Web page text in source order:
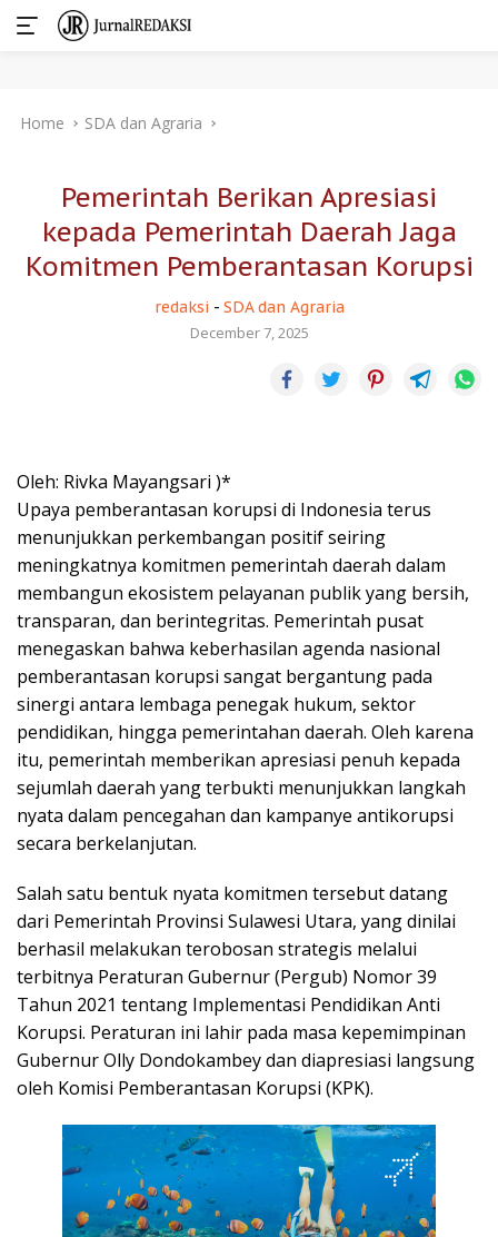
Home SDA dan Agraria
Pemerintah Berikan Apresiasi
kepada Pemerintah Daerah Jaga
Komitmen Pemberantasan Korupsi
redaksi - SDA dan Agraria
December 7, 2025
Oleh: Rivka Mayangsari )*
Upaya pemberantasan korupsi di Indonesia terus
menunjukkan perkembangan positif seiring
meningkatnya komitmen pemerintah daerah dalam
membangun ekosistem pelayanan publik yang bersih,
transparan, dan berintegritas. Pemerintah pusat
menegaskan bahwa keberhasilan agenda nasional
pemberantasan korupsi sangat bergantung pada
sinergi antara lembaga penegak hukum, sektor
pendidikan, hingga pemerintahan daerah. Oleh karena
itu, pemerintah memberikan apresiasi penuh kepada
sejumlah daerah yang terbukti menunjukkan langkah
nyata dalam pencegahan dan kampanye antikorupsi
secara berkelanjutan.
Salah satu bentuk nyata komitmen tersebut datang
dari Pemerintah Provinsi Sulawesi Utara, yang dinilai
berhasil melakukan terobosan strategis melalui
terbitnya Peraturan Gubernur (Pergub) Nomor 39
Tahun 2021 tentang Implementasi Pendidikan Anti
Korupsi. Peraturan ini lahir pada masa kepemimpinan
Gubernur Olly Dondokambey dan diapresiasi langsung
oleh Komisi Pemberantasan Korupsi (KPK).